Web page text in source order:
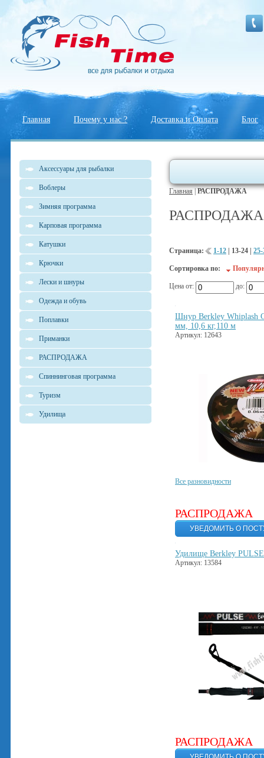
Главная Почему у нас ? Доставка и Оплата Блог
Аксессуары для рыбалки
Воблеры
Зимняя программа
Карповая программа
Катушки
Крючки
Лески и шнуры
Одежда и обувь
Поплавки
Приманки
РАСПРОДАЖА
Спиннинговая программа
Туризм
Удилища
Главная РАСПРОДАЖА
РАСПРОДАЖА
Страница: 1-12 13-24 25-
Сортировка по:
Цена от: до:
Шнур Berkley Whiplash
мм, 10,6 кг,110 м
Артикул: 12643
Все разновидности
РАСПРОДАЖА
Удилище Berkley
Артикул: 13584
РАСПРОДАЖА